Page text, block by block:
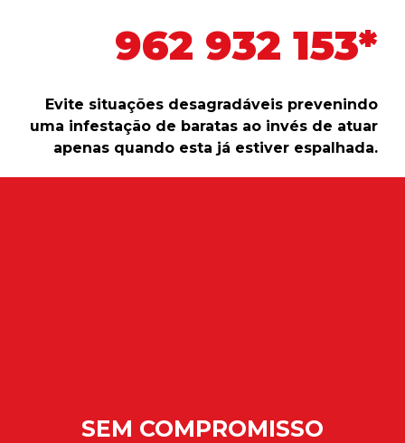
962 932 153*
Evite situações desagradáveis prevenindo
uma infestação de baratas ao invés de atuar
apenas quando esta já estiver espalhada.
SEM COMPROMISSO